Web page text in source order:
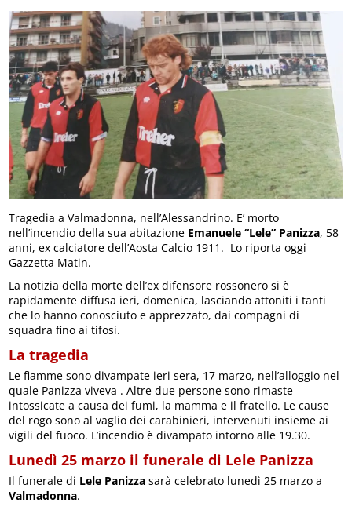
Tragedia a Valmadonna, nell’Alessandrino. E’ morto
nell’incendio della sua abitazione Emanuele “Lele” Panizza, 58
anni, ex calciatore dell’Aosta Calcio 1911. Lo riporta oggi
Gazzetta Matin.
La notizia della morte dell’ex difensore rossonero si è
rapidamente diffusa ieri, domenica, lasciando attoniti i tanti
che lo hanno conosciuto e apprezzato, dai compagni di
squadra fino ai tifosi.
La tragedia
Le fiamme sono divampate ieri sera, 17 marzo, nell’alloggio nel
quale Panizza viveva . Altre due persone sono rimaste
intossicate a causa dei fumi, la mamma e il fratello. Le cause
del rogo sono al vaglio dei carabinieri, intervenuti insieme ai
vigili del fuoco. L’incendio è divampato intorno alle 19.30.
Lunedì 25 marzo il funerale di Lele Panizza
Il funerale di Lele Panizza sarà celebrato lunedì 25 marzo a
Valmadonna.